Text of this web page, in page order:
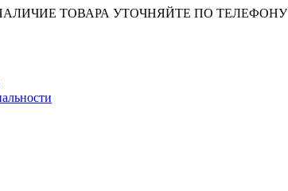
ТОВАРА УТОЧНЯЙТЕ ПО ТЕЛЕФОНУ